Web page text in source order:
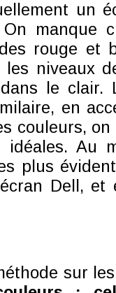
un
manque
rouge et
les niveaux
le clair.
en
couleurs,
idéales. Au
plus
Dell, et
sur